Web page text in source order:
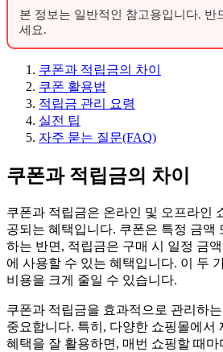
본 정보는 일반적인 참고용입니다. 반
세요.
쿠폰과 적립금의 차이
쿠폰 활용법
적립금 관리 요령
실전 팁
자주 묻는 질문(FAQ)
쿠폰과 적립금의 차이
쿠폰과 적립금은 온라인 및 오프라인
공되는 혜택입니다. 쿠폰은 특정 금액
하는 반면, 적립금은 구매 시 일정 금
에 사용할 수 있는 혜택입니다. 이 두
비용을 크게 줄일 수 있습니다.
쿠폰과 적립금을 효과적으로 관리하
중요합니다. 특히, 다양한 쇼핑몰에서
혜택을 잘 활용하면, 매번 쇼핑할 때